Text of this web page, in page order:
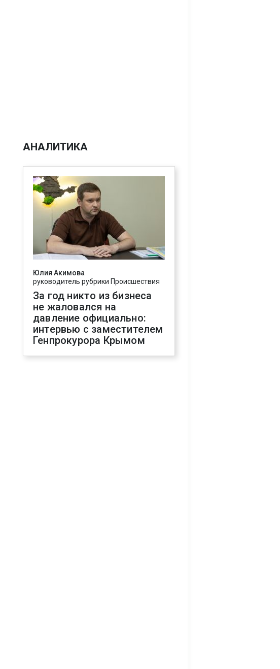
АНАЛИТИКА
Юлия Акимова
руководитель рубрики Происшествия
За год никто из бизнеса
не жаловался на
давление официально:
интервью с заместителем
Генпрокурора Крымом